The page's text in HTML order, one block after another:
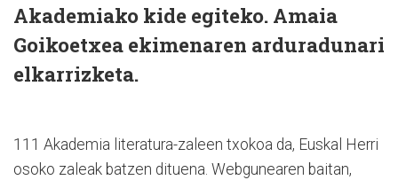
Akademiako kide egiteko. Amaia
Goikoetxea ekimenaren arduradunari
elkarrizketa.
111 Akademia literatura-zaleen txokoa da, Euskal Herri
osoko zaleak batzen dituena. Webgunearen baitan,